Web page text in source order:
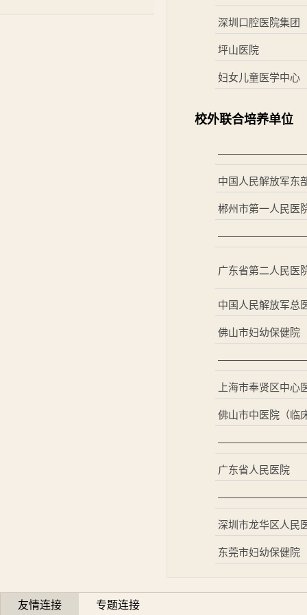
深圳口腔医院集团
坪山医院
妇女儿童医学中心
校外联合培养单位
中国人民解放军东
郴州市第一人民医
广东省第二人民
中国人民解放军总
佛山市妇幼保健院
上海市奉贤区中
佛山市中医院（临
广东省人民医院
深圳市龙华区人民
东莞市妇幼保健院
友情连接 专题连接